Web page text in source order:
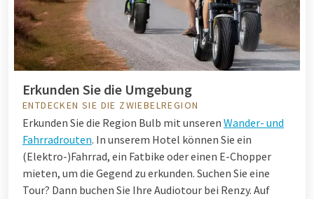
Erkunden Sie die Umgebung
ENTDECKEN SIE DIE ZWIEBELREGION
Erkunden Sie die Region Bulb mit unseren Wander- und
Fahrradrouten. In unserem Hotel können Sie ein
(Elektro-)Fahrrad, ein Fatbike oder einen E-Chopper
mieten, um die Gegend zu erkunden. Suchen Sie eine
Tour? Dann buchen Sie Ihre Audiotour bei Renzy. Auf